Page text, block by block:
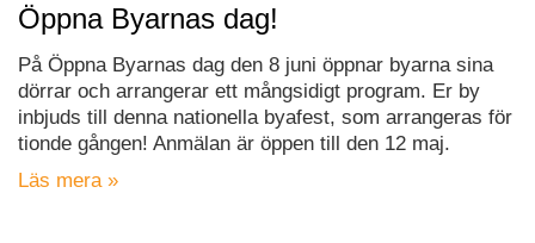
Öppna Byarnas dag!
På Öppna Byarnas dag den 8 juni öppnar byarna sina
dörrar och arrangerar ett mångsidigt program. Er by
inbjuds till denna nationella byafest, som arrangeras för
tionde gången! Anmälan är öppen till den 12 maj.
Läs mera »